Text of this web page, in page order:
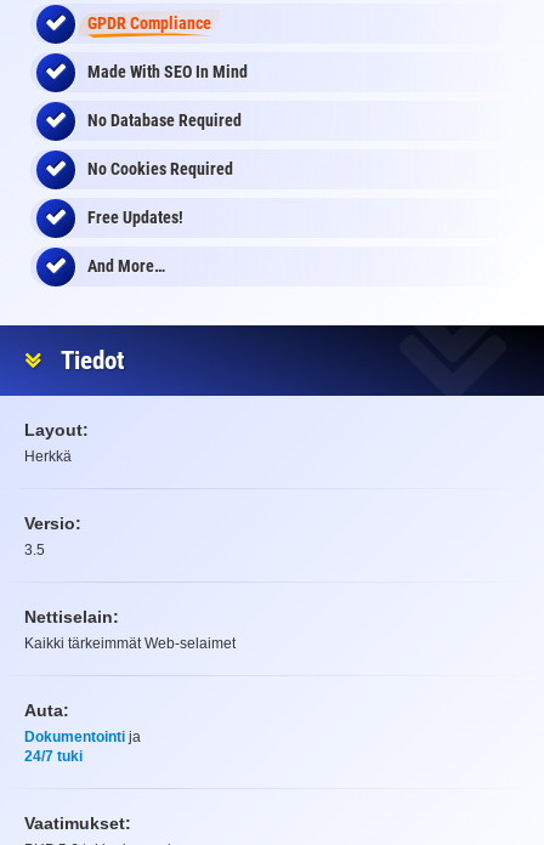
GPDR Compliance
Made With SEO In Mind
No Database Required
No Cookies Required
Free Updates!
And More…
Tiedot
Layout:
Herkkä
Versio:
3.5
Nettiselain:
Kaikki tärkeimmät Web-selaimet
Auta:
Dokumentointi ja
24/7 tuki
Vaatimukset: